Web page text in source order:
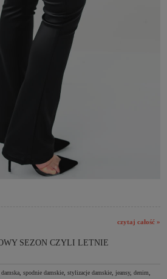
czytaj całość »
SEZON CZYLI LETNIE
spodnie damskie stylizacje damskie jeansy, denim